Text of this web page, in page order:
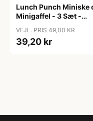
Lunch Punch Miniske
Minigaffel - 3 Sæt -
VEJL. PRIS 49,00 KR
39,20 kr